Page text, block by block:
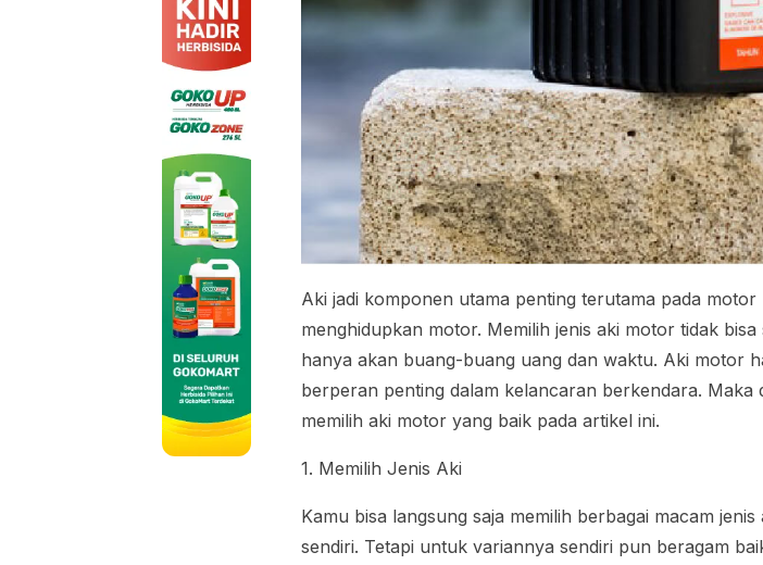
Aki jadi komponen utama penting terutama pada
menghidupkan motor. Memilih jenis aki motor tidak
hanya akan buang-buang uang dan waktu. Aki motor
berperan penting dalam kelancaran berkendara.
memilih aki motor yang baik pada artikel ini.
1. Memilih Jenis Aki
Kamu bisa langsung saja memilih berbagai macam
sendiri. Tetapi untuk variannya sendiri pun beragam